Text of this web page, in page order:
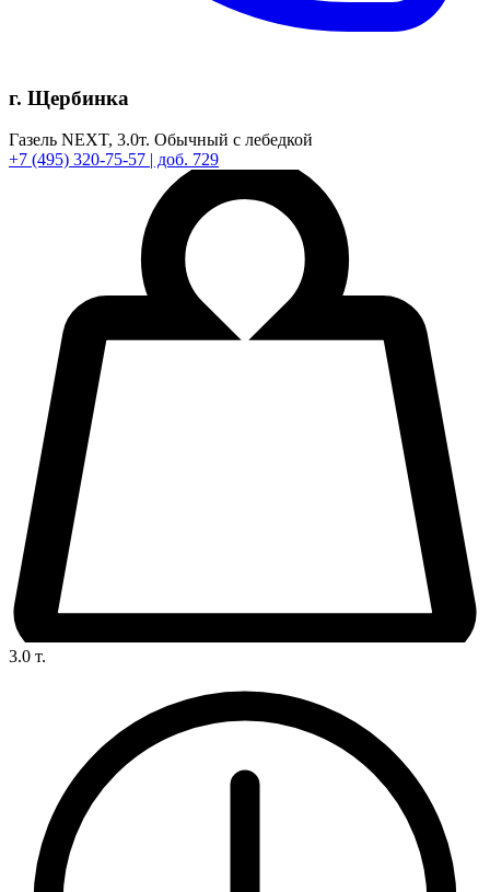
г. Щербинка
Газель NEXT, 3.0т. Обычный с лебедкой
+7 (495) 320-75-57 | доб. 729
3.0 т.